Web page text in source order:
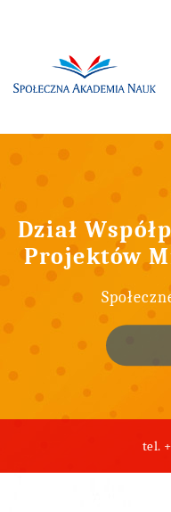
Dział
Projektów
tel.